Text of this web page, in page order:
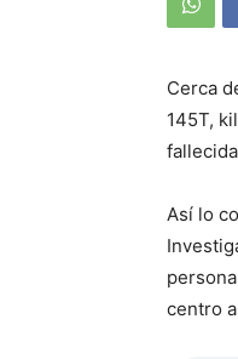
Cerca
145T,
Así lo
centro